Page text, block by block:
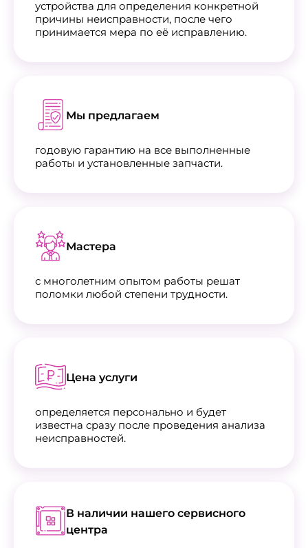
устройства для определения конкретной
причины неисправности, после чего
принимается мера по её исправлению.
Мы предлагаем
годовую гарантию на все выполненные
работы и установленные запчасти.
Мастера
с многолетним опытом работы решат
поломки любой степени трудности.
Цена услуги
определяется персонально и будет
известна сразу после проведения анализа
неисправностей.
В наличии нашего сервисного
центра